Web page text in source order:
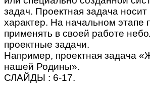
задач. Проектная задача носит
характер. На начальном этапе
применять в своей работе
проектные задачи.
Например, проектная задача
нашей Родины».
СЛАЙДЫ : 6-17.